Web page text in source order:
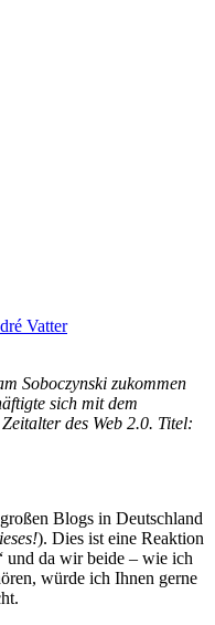
Vatter
Soboczynski zukommen
sich mit dem
des Web 2.0. Titel:
Blogs in Deutschland
). Dies ist eine Reaktion
und da wir beide – wie ich
würde ich Ihnen gerne